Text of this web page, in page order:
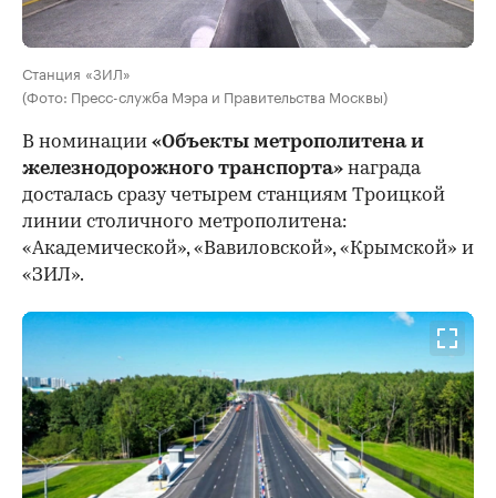
Станция «ЗИЛ»
(Фото: Пресс-служба Мэра и Правительства Москвы)
В номинации «Объекты метрополитена и
железнодорожного транспорта» награда
досталась сразу четырем станциям Троицкой
линии столичного метрополитена:
«Академической», «Вавиловской», «Крымской» и
«ЗИЛ».